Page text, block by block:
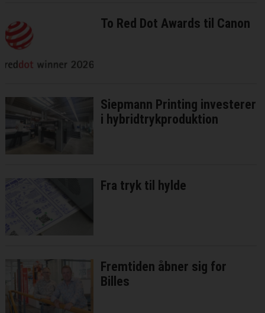
To Red Dot Awards til Canon
Siepmann Printing investerer
i hybridtrykproduktion
Fra tryk til hylde
Fremtiden åbner sig for
Billes